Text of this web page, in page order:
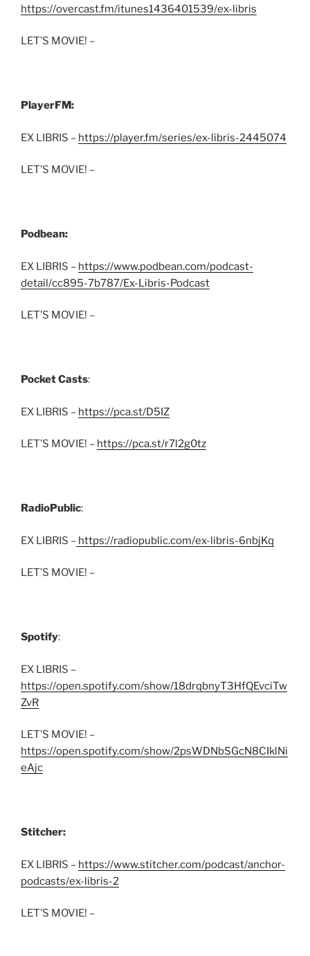
https://overcast.fm/itunes1436401539/ex-libris
LET’S MOVIE! –
PlayerFM:
EX LIBRIS – https://player.fm/series/ex-libris-2445074
LET’S MOVIE! –
Podbean:
EX LIBRIS – https://www.podbean.com/podcast-
detail/cc895-7b787/Ex-Libris-Podcast
LET’S MOVIE! –
Pocket Casts:
EX LIBRIS – https://pca.st/D5IZ
LET’S MOVIE! – https://pca.st/r7l2g0tz
RadioPublic:
EX LIBRIS – https://radiopublic.com/ex-libris-6nbjKq
LET’S MOVIE! –
Spotify:
EX LIBRIS –
https://open.spotify.com/show/18drqbnyT3HfQEvciTw
ZvR
LET’S MOVIE! –
https://open.spotify.com/show/2psWDNbSGcN8CIklNi
eAjc
Stitcher:
EX LIBRIS – https://www.stitcher.com/podcast/anchor-
podcasts/ex-libris-2
LET’S MOVIE! –